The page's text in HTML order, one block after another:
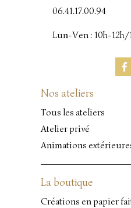
06.41.17.00.94
Lun-Ven : 10h-12h/
Nos ateliers
Tous les ateliers
Atelier privé
Animations
La boutique
Créations en papier